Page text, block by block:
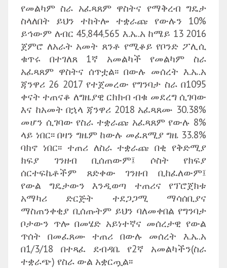
የመልካም ስራ አፈጻጸም ዋስትና የማቅረብ ግዴታ
ስላለበት ይህን ተከትሎ ተቋራጩ የውሉን 10%
ይኅውም ለብር 45‚844‚565 እ.ኤ.አ ከሜይ 13 2016
ጀምሮ ለአራት አመት ጸንቶ የሚቆይ የቦንድ ፖሊሲ
ቁጥሩ በተገለጸ 1ኛ አመልካች የመልካም ስራ
አፈጻጸም ዋስትና ሰጥቷል፡፡ በውሉ መሰረት እ.ኤ.አ
ጃንዋሪ 26 2017 የተጀመረው የግንባታ ስራ በ1095
ቀናት ተጠናቆ ለግዜያዊ ርክክብ ብቁ መደረግ ሲገባው
እና ከአመት በኋላ ጃንዋሪ 2018 አፈጻጸሙ 30.38%
መሆን ሲገባው የስራ ተቋራጩ አፈጻጸም የውሉ 8%
ላይ ነበር፡፡ በዛን ግዜም ከውሉ መፈጸሚያ ግዜ 33.8%
ባክኖ ነበር፡፡ ተጠሪ ለስራ ተቋራጩ በቂ የቅድሚያ
ክፍያ ገንዘብ ቢሰጠውም፤ ሶስት የክፍያ
ሰርተፍኬቶችም ጸድቀው ገንዘብ ቢከፈለውም፤
የውል ግዴታውን እንዲወጣ ተጠሪና የፕሮጀክቱ
አማካሪ ድርጅት ተደጋጋሚ ማሳሰቢያና
ማስጠንቀቂያ ቢሰጡትም ይህን ባለመቀበል የግንባታ
ቦታውን ጥሎ በመሄድ አይነተኛና መሰረታዊ የውል
ጥሰት በመፈጸሙ ተጠሪ በውሉ መሰረት እ.ኤ.አ
በ1/3/18 በተጻፈ ደብዳቤ የ2ኛ አመልካችን(ስራ
ተቋራጭ) የስራ ውል አቋርጧል፡፡